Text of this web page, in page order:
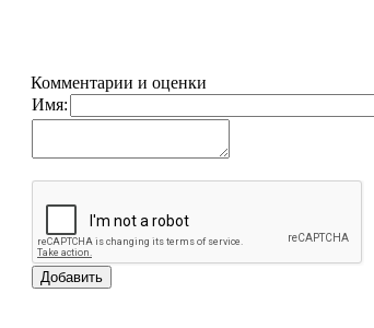
Комментарии и оценки
Имя: